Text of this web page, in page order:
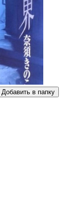
Добавить в папку